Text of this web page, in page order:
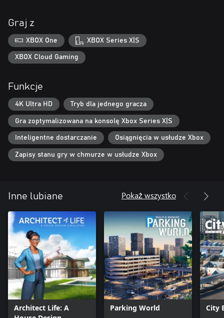
Skorzystaj z atrakcji
Przejedź się stworzonymi przez siebie kolejkami górskimi dzięki
wyjątkowemu trybowi kamery zastosowanemu w grze
RollerCoaster Tycoon 3.
Mnóstwo możliwości
Możesz wypełnić swój tętniący życiem park ponad 300 kolejkami
górskimi i atrakcjami, 500 elementami scenerii, 60 sklepami i
punktami usługowymi oraz 20 zwierzętami, o które możesz się
troszczyć.
gości i przekonać się, jak oceniają Twoje dzieła.
MixMaster
Zachwyć swoich gości przygotowanymi osobiście pokazami
laserów i fajerwerków.
Graj z
XBOX One XBOX Series X|S
XBOX Cloud Gaming
Funkcje
4K Ultra HD Tryb dla jednego gracza
Gra zoptymalizowana na konsolę Xbox Series X|S
Inteligentne dostarczanie Osiągnięcia w usłudze Xbox
Zapisy stanu gry w chmurze w usłudze Xbox
Inne lubiane Pokaż wszystko
Architect Life: A
Parking World City